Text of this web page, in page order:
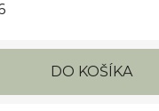
DO KOŠÍKA